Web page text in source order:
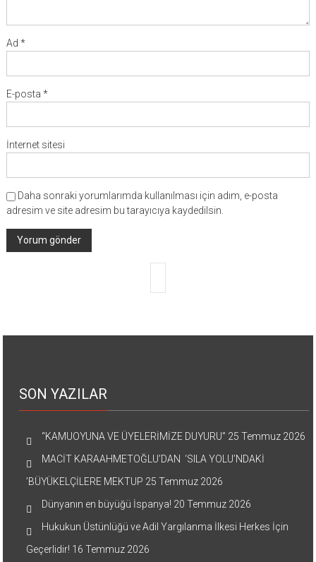
Ad *
E-posta *
İnternet sitesi
Daha sonraki yorumlarımda kullanılması için adım, e-posta
adresim ve site adresim bu tarayıcıya kaydedilsin.
SON YAZILAR
“KAMUOYUNA VE ÜYELERİMİZE DUYURU” 25 Temmuz 2026
MACİT KARAAHMETOĞLU’DAN ‘SILA YOLU’NDAKİ
’BÜYÜKELÇİLERE MEKTUP 25 Temmuz 2026
Dünyanın en büyüğü İspanya! 20 Temmuz 2026
Hukukun Üstünlüğü ve Adil Yargılanma İlkesi Herkes İçin
Geçerlidir! 16 Temmuz 2026